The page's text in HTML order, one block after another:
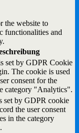
the website to
functionalities and
set by GDPR Cookie
The cookie is used
consent for the
category "Analytics".
set by GDPR cookie
the user consent
in the category